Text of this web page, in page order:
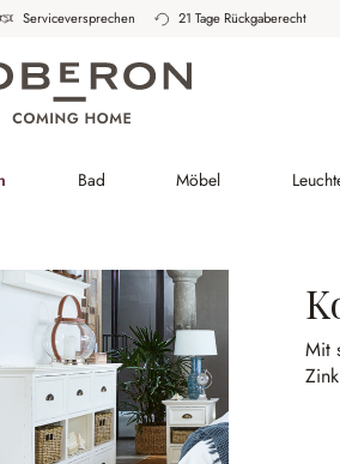
Serviceversprechen 21 Tage Rückgaberecht
Bad Möbel
Mit